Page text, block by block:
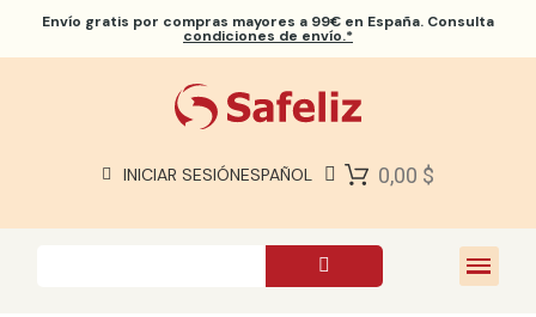
Envío gratis por compras mayores a 99€ en España. Consulta
condiciones de envío.*
INICIAR SESIÓNESPAÑOL 0,00 $